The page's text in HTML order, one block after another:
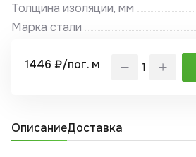
Толщина изоляции, мм
Марка стали
1446 ₽/пог. м
ОписаниеДоставка